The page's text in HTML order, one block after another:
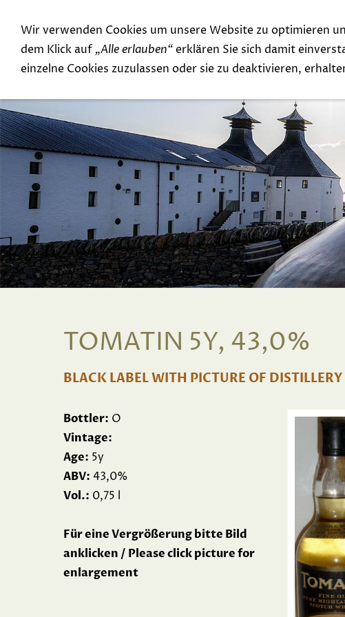
Special Offer Top Rarities Whisky
TOMATIN 5Y, 43,0%
BLACK LABEL WITH PICTURE OF DISTILLERY
Bottler: O
Vintage:
Age: 5y
ABV: 43,0%
Vol.: 0,75 l
Für eine Vergrößerung bitte Bild
anklicken / Please click picture for
enlargement
Wir verwenden Cookies um unsere Website zu optimieren
dem Klick auf „Alle erlauben“erklären Sie sich damit
einzelne Cookies zuzulassen oder sie zu deaktivieren,